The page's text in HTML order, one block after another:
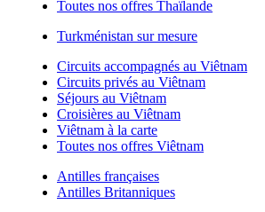
Toutes nos offres Thaïlande
Turkménistan sur mesure
Circuits accompagnés au Viêtnam
Circuits privés au Viêtnam
Séjours au Viêtnam
Croisières au Viêtnam
Viêtnam à la carte
Toutes nos offres Viêtnam
Antilles françaises
Antilles Britanniques